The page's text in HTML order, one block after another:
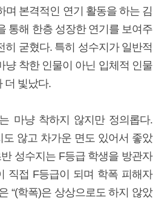
며 본격적인 연기 활동을 하는 김
통해 한층 성장한 연기를 보여주
히 굳혔다. 특히 성수지가 일반적
냥 착한 인물이 아닌 입체적 인물
더 빛났다.
마냥 착하지 않지만 정의롭다.
도 않고 차가운 면도 있어서 좋았
성수지는 F등급 학생을 방관자
직접 F등급이 되며 학폭 피해자
“(학폭)은 상상으로도 하지 않았